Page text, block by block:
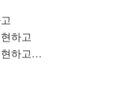
하고
현하고…